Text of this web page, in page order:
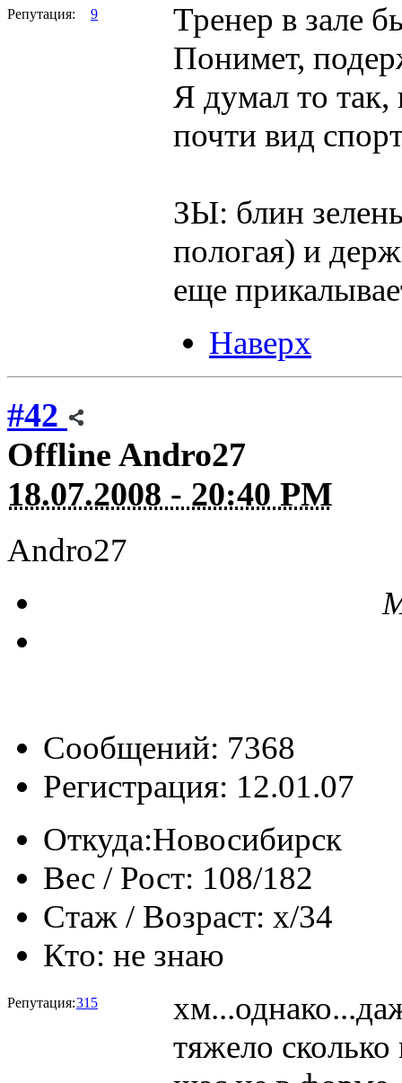
Репутация: 9
Тренер в зале
Понимет,
Я думал то так,
почти вид
ЗЫ: блин
пологая) и
еще
Наверх
#42
Offline Andro27
18.07.2008 - 20:40 PM
Andro27
Сообщений: 7368
Регистрация: 12.01.07
Откуда:Новосибирск
Вес / Рост: 108/182
Стаж / Возраст: x/34
Кто: не знаю
Репутация:315
тяжело